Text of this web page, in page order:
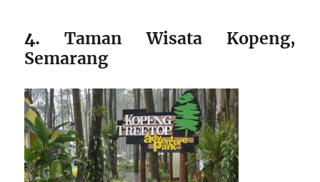
4.Taman Wisata Kopeng,
Semarang